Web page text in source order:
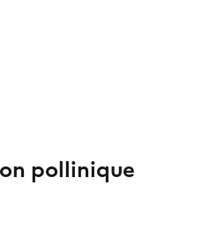
pollinique